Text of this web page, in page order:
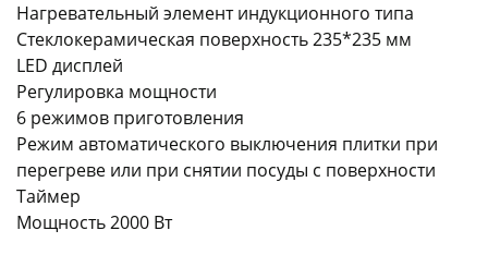
Нагревательный элемент индукционного типа
Стеклокерамическая поверхность 235*235 мм
LED дисплей
Регулировка мощности
6 режимов приготовления
Режим автоматического выключения плитки при
перегреве или при снятии посуды с поверхности
Таймер
Мощность 2000 Вт